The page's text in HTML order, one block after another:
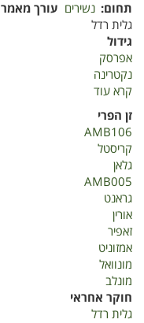
תחום נשירים עורך מאמר
גלית רדל
גידול
אפרסק
נקטרינה
קרא עוד
זני
אפרסק
מתיתיהו
2021
זן הפרי
AMB106
קריסטל
גלאן
AMB005
גראנט
אורין
זאפיר
אמזוניט
מונוואל
מונלב
חוקר אחראי
גלית רדל